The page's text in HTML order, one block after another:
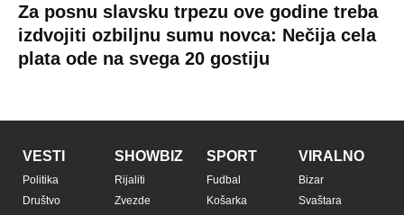
Za posnu slavsku trpezu ove godine treba
izdvojiti ozbiljnu sumu novca: Nečija cela
plata ode na svega 20 gostiju
VESTI
Politika
Društvo
SHOWBIZ
Rijaliti
Zvezde
SPORT
Fudbal
Košarka
VIRALNO
Bizar
Svaštara